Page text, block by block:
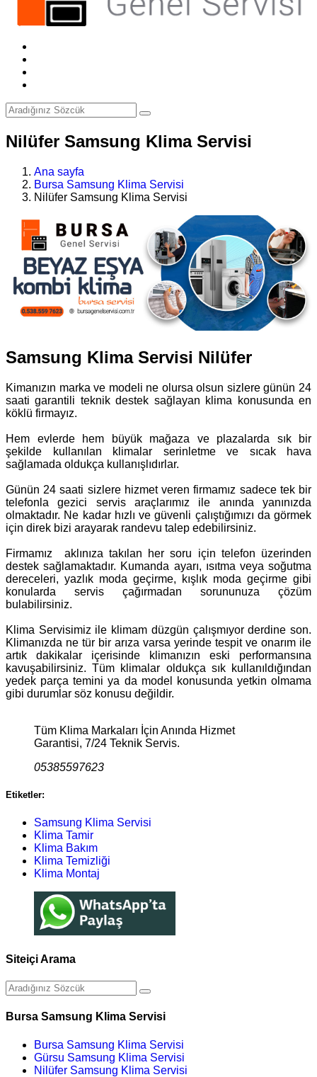
Nilüfer Samsung Klima Servisi
Ana sayfa
Bursa Samsung Klima Servisi
Nilüfer Samsung Klima Servisi
Samsung Klima Servisi Nilüfer
Kimanızın marka ve modeli ne olursa olsun sizlere günün 24
saati garantili teknik destek sağlayan klima konusunda en
köklü firmayız.
Hem evlerde hem büyük mağaza ve plazalarda sık bir
şekilde kullanılan klimalar serinletme ve sıcak hava
sağlamada oldukça kullanışlıdırlar.
Günün 24 saati sizlere hizmet veren firmamız sadece tek bir
telefonla gezici servis araçlarımız ile anında yanınızda
olmaktadır. Ne kadar hızlı ve güvenli çalıştığımızı da görmek
için direk bizi arayarak randevu talep edebilirsiniz.
Firmamız aklınıza takılan her soru için telefon üzerinden
destek sağlamaktadır. Kumanda ayarı, ısıtma veya soğutma
dereceleri, yazlık moda geçirme, kışlık moda geçirme gibi
konularda servis çağırmadan sorununuza çözüm
bulabilirsiniz.
Klima Servisimiz ile klimam düzgün çalışmıyor derdine son.
Klimanızda ne tür bir arıza varsa yerinde tespit ve onarım ile
artık dakikalar içerisinde klimanızın eski performansına
kavuşabilirsiniz. Tüm klimalar oldukça sık kullanıldığından
yedek parça temini ya da model konusunda yetkin olmama
gibi durumlar söz konusu değildir.
Tüm Klima Markaları İçin Anında Hizmet
Garantisi, 7/24 Teknik Servis.
05385597623
Etiketler:
Samsung Klima Servisi
Klima Tamir
Klima Bakım
Klima Temizliği
Klima Montaj
Siteiçi Arama
Bursa Samsung Klima Servisi
Bursa Samsung Klima Servisi
Gürsu Samsung Klima Servisi
Nilüfer Samsung Klima Servisi